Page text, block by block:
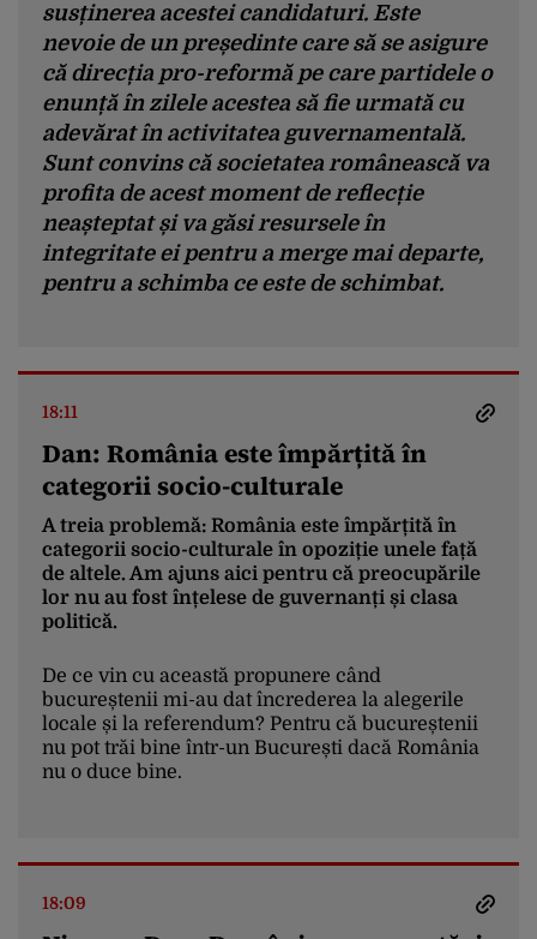
susținerea acestei candidaturi. Este
nevoie de un președinte care să se asigure
că direcția pro-reformă pe care partidele o
enunță în zilele acestea să fie urmată cu
adevărat în activitatea guvernamentală.
Sunt convins că societatea românească va
profita de acest moment de reflecție
neașteptat și va găsi resursele în
integritate ei pentru a merge mai departe,
pentru a schimba ce este de schimbat.
18:11
Dan: România este împărțită în
categorii socio-culturale
A treia problemă: România este împărțită în
categorii socio-culturale în opoziție unele față
de altele. Am ajuns aici pentru că preocupările
lor nu au fost înțelese de guvernanți și clasa
politică.
De ce vin cu această propunere când
bucureștenii mi-au dat încrederea la alegerile
locale și la referendum? Pentru că bucureștenii
nu pot trăi bine într-un București dacă România
nu o duce bine.
18:09